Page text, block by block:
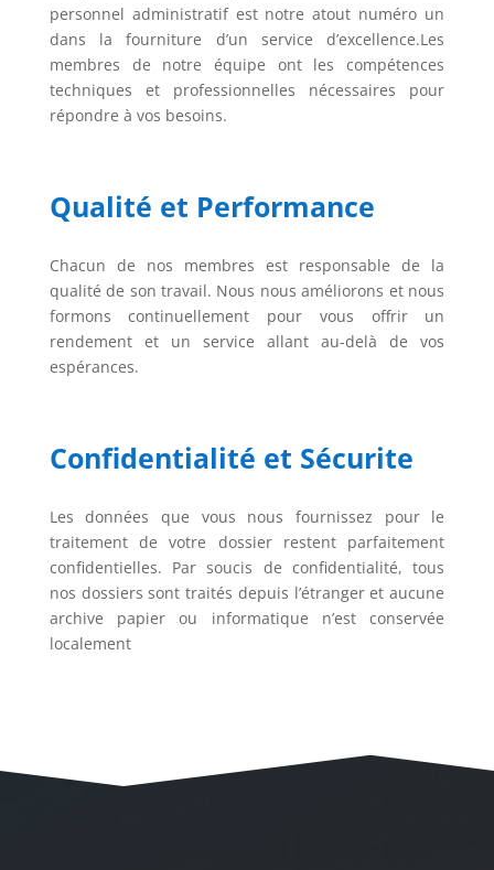
personnel administratif est notre atout numéro un
dans la fourniture d’un service d’excellence.Les
membres de notre équipe ont les compétences
techniques et professionnelles nécessaires pour
répondre à vos besoins.
Qualité et Performance
Chacun de nos membres est responsable de la
qualité de son travail. Nous nous améliorons et nous
formons continuellement pour vous offrir un
rendement et un service allant au-delà de vos
espérances.
Confidentialité et Sécurite
Les données que vous nous fournissez pour le
traitement de votre dossier restent parfaitement
confidentielles. Par soucis de confidentialité, tous
nos dossiers sont traités depuis l’étranger et aucune
archive papier ou informatique n’est conservée
localement